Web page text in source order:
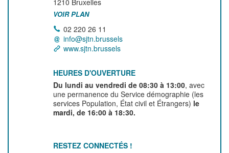
1210 Bruxelles
VOIR PLAN
02 220 26 11
info@sjtn.brussels
www.sjtn.brussels
HEURES D'OUVERTURE
Du lundi au vendredi de 08:30 à 13:00, avec
une permanence du Service démographie (les
services Population, État civil et Étrangers) le
mardi, de 16:00 à 18:30.
RESTEZ CONNECTÉS !